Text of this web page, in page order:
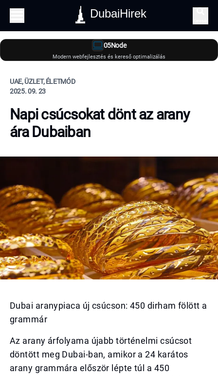
DubaiHirek
05Node
Modern webfejlesztés és kereső optimalizálás
UAE, ÜZLET, ÉLETMÓD
2025. 09. 23
Napi csúcsokat dönt az arany
ára Dubaiban
Dubai aranypiaca új csúcson: 450 dirham fölött a
grammár
Az arany árfolyama újabb történelmi csúcsot
döntött meg Dubai-ban, amikor a 24 karátos
arany grammára először lépte túl a 450